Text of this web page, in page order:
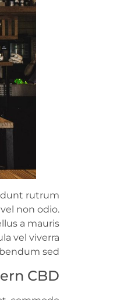
rutrum
non odio.
a mauris
vel viverra
sed.
CBD